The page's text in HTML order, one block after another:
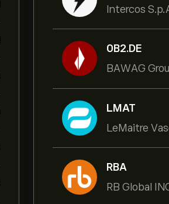
Intercos
0B2.DE
BAWAG
LMAT
LeMaitre
RBA
RB Global